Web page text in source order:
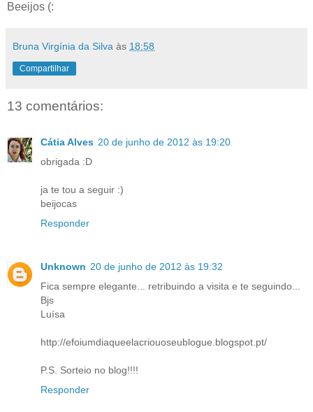
Beeijos (:
Bruna Virgínia da Silva às 18:58
Compartilhar
13 comentários:
Cátia Alves 20 de junho de 2012 às 19:20
obrigada :D
ja te tou a seguir :)
beijocas
Responder
Unknown 20 de junho de 2012 às 19:32
Fica sempre elegante... retribuindo a visita e te seguindo...
Bjs
Luísa
http://efoiumdiaqueelacriouoseublogue.blogspot.pt/
P.S. Sorteio no blog!!!!
Responder